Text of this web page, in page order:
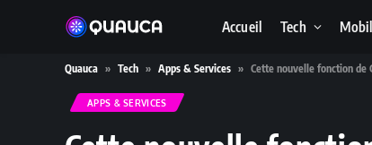
Accueil Tech
Quauca » Tech » Apps & Services » Cette nouvelle fonction de
APPS & SERVICES